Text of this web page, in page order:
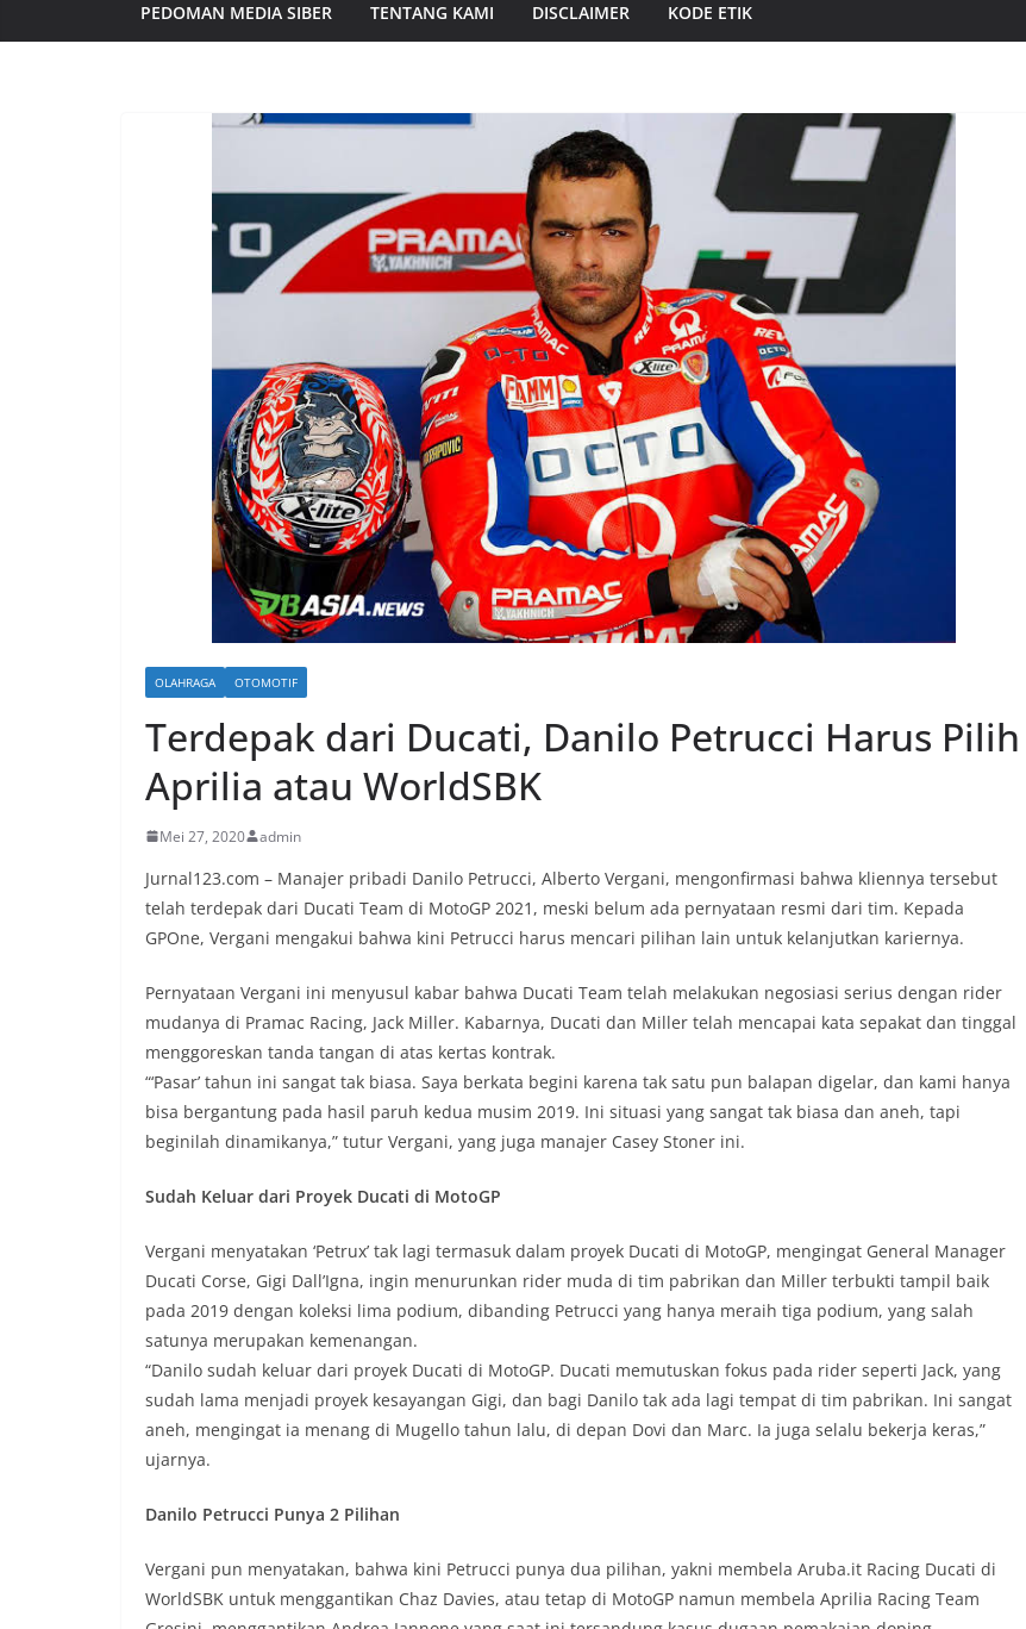
PEDOMAN MEDIA SIBER TENTANG KAMI DISCLAIMER KODE ETIK
OLAHRAGA OTOMOTIF
Terdepak dari Ducati, Danilo Petrucci Harus Pilih
Aprilia atau WorldSBK
Mei 27, 2020 admin
Jurnal123.com – Manajer pribadi Danilo Petrucci, Alberto Vergani, mengonfirmasi bahwa kliennya tersebut
telah terdepak dari Ducati Team di MotoGP 2021, meski belum ada pernyataan resmi dari tim. Kepada
GPOne, Vergani mengakui bahwa kini Petrucci harus mencari pilihan lain untuk kelanjutkan kariernya.
Pernyataan Vergani ini menyusul kabar bahwa Ducati Team telah melakukan negosiasi serius dengan rider
mudanya di Pramac Racing, Jack Miller. Kabarnya, Ducati dan Miller telah mencapai kata sepakat dan tinggal
menggoreskan tanda tangan di atas kertas kontrak.
“‘Pasar’ tahun ini sangat tak biasa. Saya berkata begini karena tak satu pun balapan digelar, dan kami hanya
bisa bergantung pada hasil paruh kedua musim 2019. Ini situasi yang sangat tak biasa dan aneh, tapi
beginilah dinamikanya,” tutur Vergani, yang juga manajer Casey Stoner ini.
Sudah Keluar dari Proyek Ducati di MotoGP
Vergani menyatakan ‘Petrux’ tak lagi termasuk dalam proyek Ducati di MotoGP, mengingat General Manager
Ducati Corse, Gigi Dall’Igna, ingin menurunkan rider muda di tim pabrikan dan Miller terbukti tampil baik
pada 2019 dengan koleksi lima podium, dibanding Petrucci yang hanya meraih tiga podium, yang salah
satunya merupakan kemenangan.
“Danilo sudah keluar dari proyek Ducati di MotoGP. Ducati memutuskan fokus pada rider seperti Jack, yang
sudah lama menjadi proyek kesayangan Gigi, dan bagi Danilo tak ada lagi tempat di tim pabrikan. Ini sangat
aneh, mengingat ia menang di Mugello tahun lalu, di depan Dovi dan Marc. Ia juga selalu bekerja keras,”
ujarnya.
Danilo Petrucci Punya 2 Pilihan
Vergani pun menyatakan, bahwa kini Petrucci punya dua pilihan, yakni membela Aruba.it Racing Ducati di
WorldSBK untuk menggantikan Chaz Davies, atau tetap di MotoGP namun membela Aprilia Racing Team